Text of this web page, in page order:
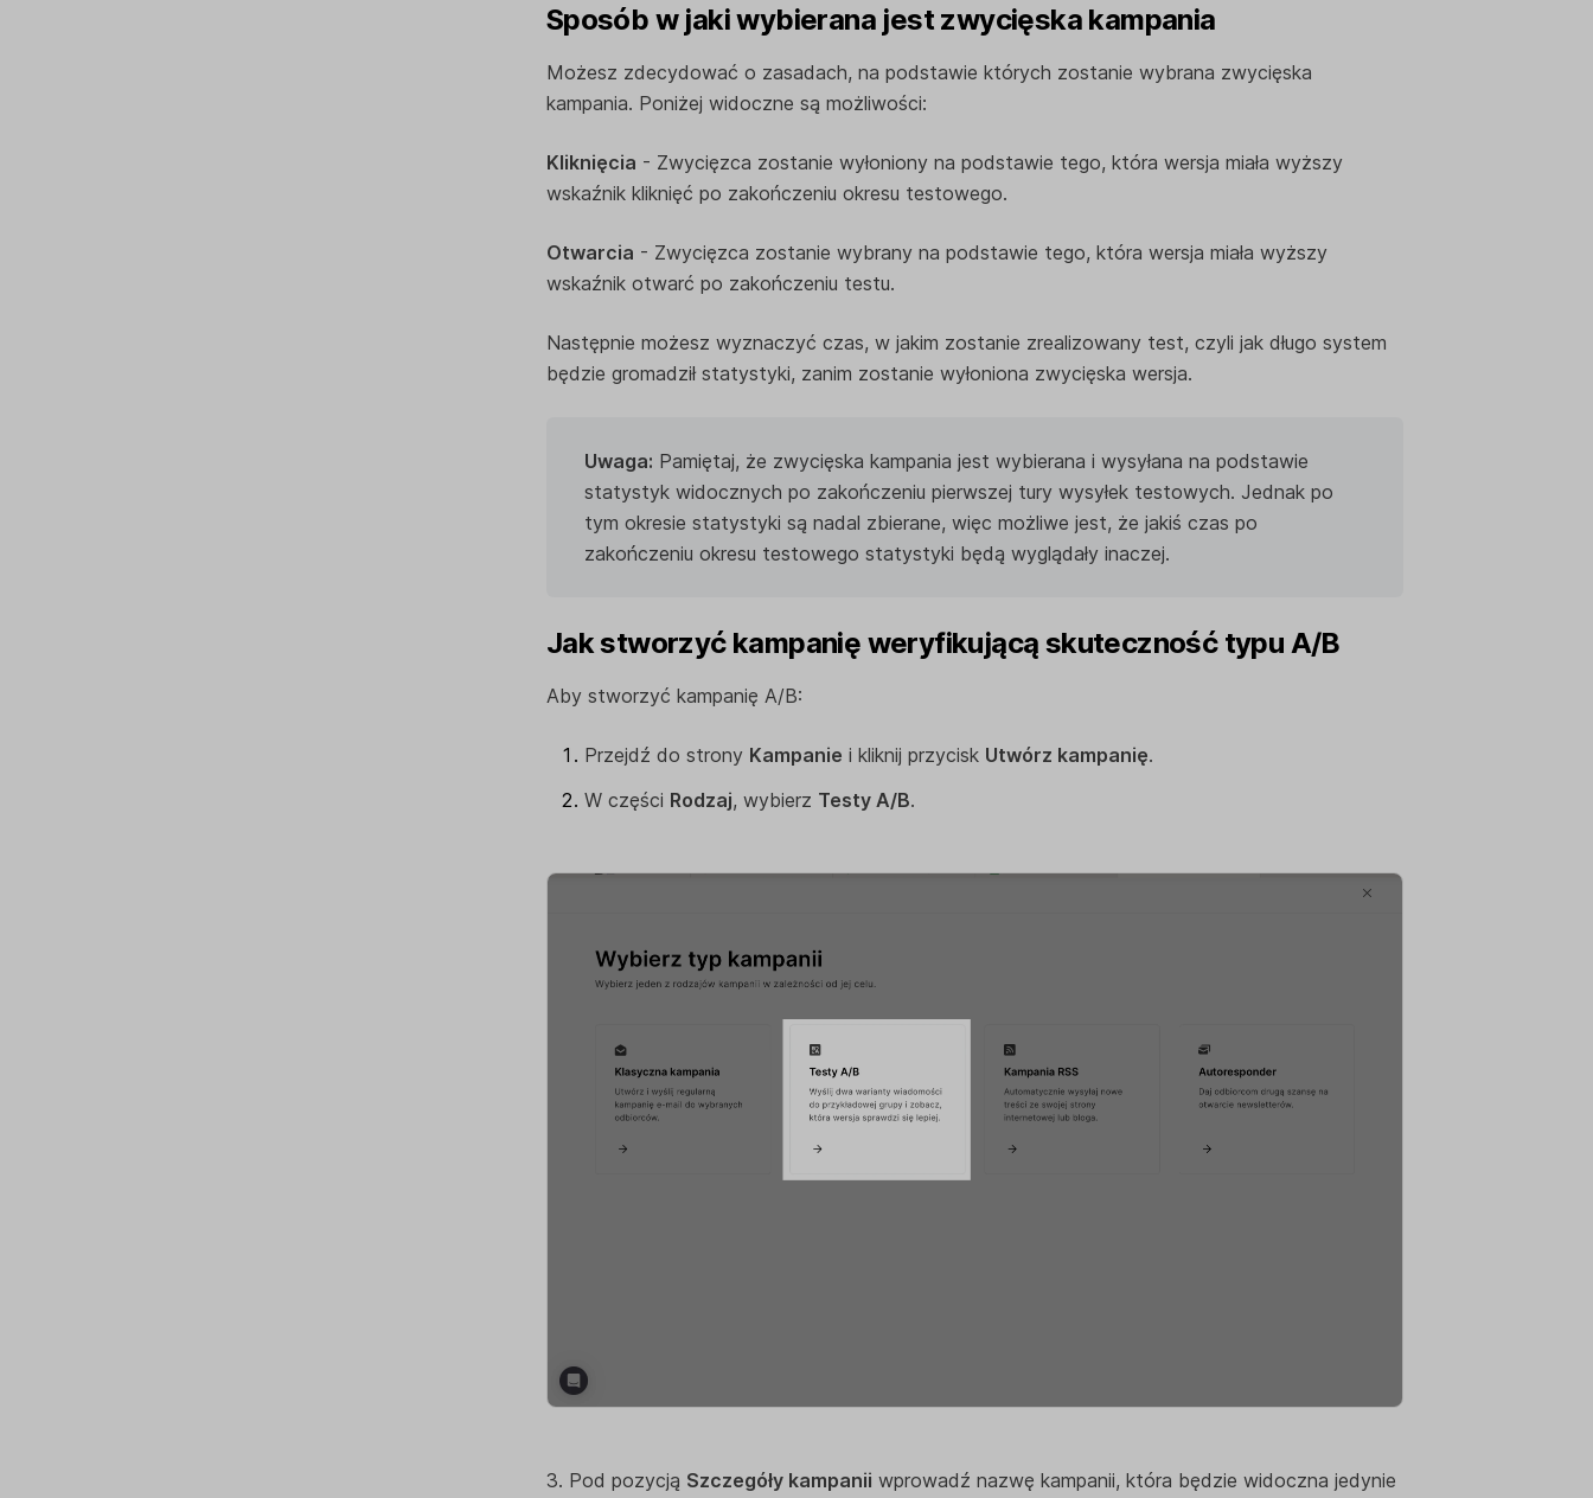
Sposób w jaki wybierana jest zwycięska kampania
Możesz zdecydować o zasadach, na podstawie których zostanie wybrana zwycięska
kampania. Poniżej widoczne są możliwości:
Kliknięcia - Zwycięzca zostanie wyłoniony na podstawie tego, która wersja miała wyższy
wskaźnik kliknięć po zakończeniu okresu testowego.
Otwarcia - Zwycięzca zostanie wybrany na podstawie tego, która wersja miała wyższy
wskaźnik otwarć po zakończeniu testu.
Następnie możesz wyznaczyć czas, w jakim zostanie zrealizowany test, czyli jak długo system
będzie gromadził statystyki, zanim zostanie wyłoniona zwycięska wersja.
Uwaga: Pamiętaj, że zwycięska kampania jest wybierana i wysyłana na podstawie
statystyk widocznych po zakończeniu pierwszej tury wysyłek testowych. Jednak po
tym okresie statystyki są nadal zbierane, więc możliwe jest, że jakiś czas po
zakończeniu okresu testowego statystyki będą wyglądały inaczej.
Jak stworzyć kampanię weryfikującą skuteczność typu A/B
Aby stworzyć kampanię A/B:
Przejdź do strony Kampanie i kliknij przycisk Utwórz kampanię.
W części Rodzaj, wybierz Testy A/B.
3. Pod pozycją Szczegóły kampanii wprowadź nazwę kampanii, która będzie widoczna jedynie